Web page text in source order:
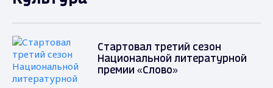
Стартовал третий сезон
Национальной литературной
премии «Слово»